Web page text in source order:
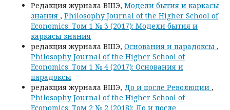
Редакция журнала ВШЭ, Модели бытия и каркасы
знания , Philosophy Journal of the Higher School of
Economics: Том 1 № 3 (2017): Модели бытия и
каркасы знания
редакция журнала ВШЭ, Основания и парадоксы ,
Philosophy Journal of the Higher School of
Economics: Том 1 № 4 (2017): Основания и
парадоксы
редакция журнала ВШЭ, До и после Революции ,
Philosophy Journal of the Higher School of
Economics: Том 2 № 2 (2018): До и после